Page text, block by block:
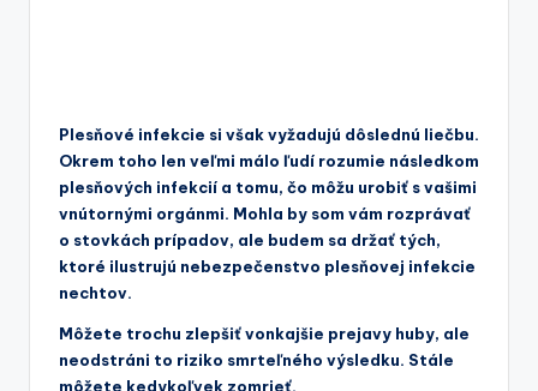
Plesňové infekcie si však vyžadujú dôslednú liečbu.
Okrem toho len veľmi málo ľudí rozumie následkom
plesňových infekcií a tomu, čo môžu urobiť s vašimi
vnútornými orgánmi. Mohla by som vám rozprávať
o stovkách prípadov, ale budem sa držať tých,
ktoré ilustrujú nebezpečenstvo plesňovej infekcie
nechtov.
Môžete trochu zlepšiť vonkajšie prejavy huby, ale
neodstráni to riziko smrteľného výsledku. Stále
môžete kedykoľvek zomrieť.